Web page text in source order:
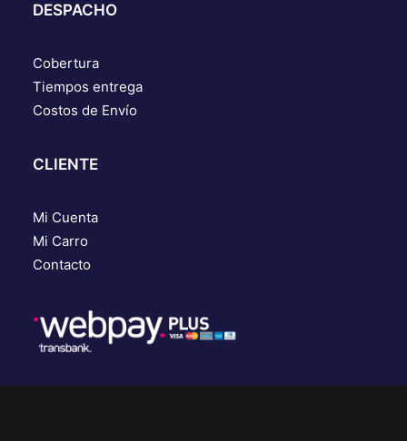
DESPACHO
Cobertura
Tiempos entrega
Costos de Envío
CLIENTE
Mi Cuenta
Mi Carro
Contacto